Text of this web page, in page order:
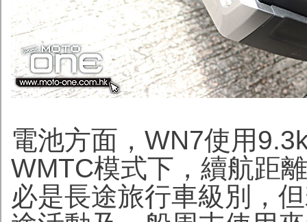
電池方面，WN7使用
WMTC模式下，續航距
必是長途旅行車級別，